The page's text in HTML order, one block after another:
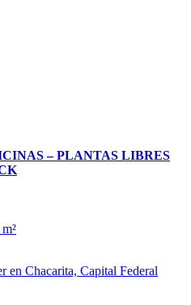
– PLANTAS LIBRES